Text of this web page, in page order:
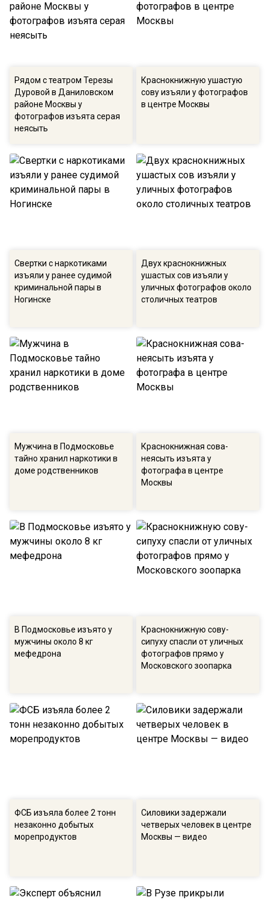
Рядом с театром Терезы
Дуровой в Даниловском
районе Москвы у
фотографов изъята серая
неясыть
Краснокнижную ушастую
сову изъяли у фотографов
в центре Москвы
Свертки с наркотиками
изъяли у ранее судимой
криминальной пары в
Ногинске
Двух краснокнижных
ушастых сов изъяли у
уличных фотографов около
столичных театров
Мужчина в Подмосковье
тайно хранил наркотики в
доме родственников
Краснокнижная сова-
неясыть изъята у
фотографа в центре
Москвы
В Подмосковье изъято у
мужчины около 8 кг
мефедрона
Краснокнижную сову-
сипуху спасли от уличных
фотографов прямо у
Московского зоопарка
ФСБ изъяла более 2 тонн
незаконно добытых
морепродуктов
Силовики задержали
четверых человек в центре
Москвы — видео